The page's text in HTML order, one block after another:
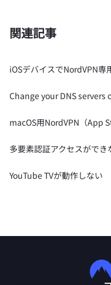
関連記事
iOSデバイスでNordVPN
Change your DNS servers
macOS用NordVPN（App
多要素認証アクセスができ
YouTube TVが動作しない